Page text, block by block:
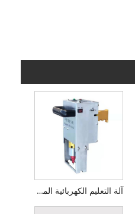
آلة التعليم الكهربائية المحمولة